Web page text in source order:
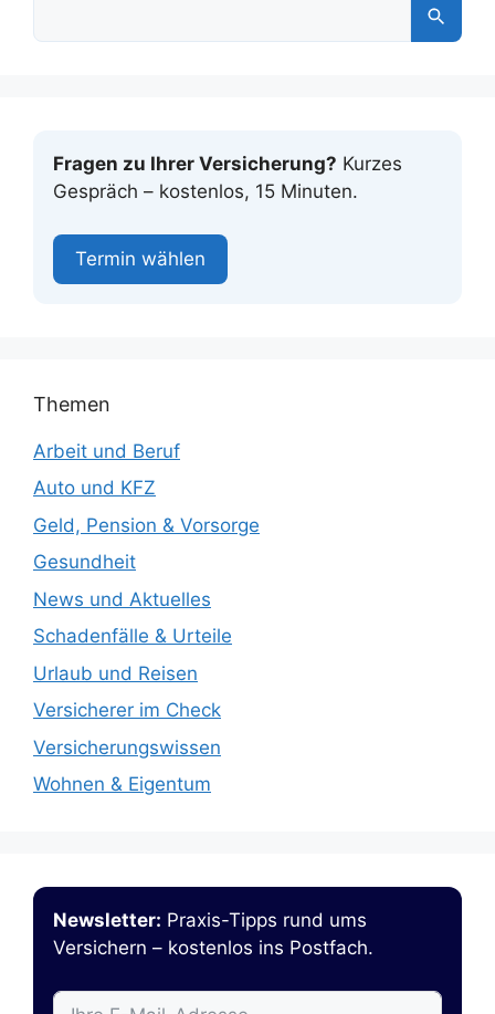
Fragen zu Ihrer Versicherung? Kurzes
Gespräch – kostenlos, 15 Minuten.
Termin wählen
Themen
Arbeit und Beruf
Auto und KFZ
Geld, Pension & Vorsorge
Gesundheit
News und Aktuelles
Schadenfälle & Urteile
Urlaub und Reisen
Versicherer im Check
Versicherungswissen
Wohnen & Eigentum
Newsletter: Praxis-Tipps rund ums
Versichern – kostenlos ins Postfach.